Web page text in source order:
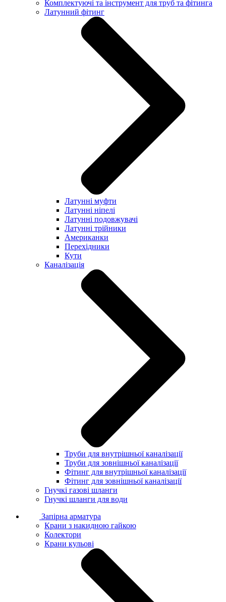
Комплектуючі та інструмент для труб та фітинга
Латунний фітинг
Латунні муфти
Латунні ніпелі
Латунні подовжувачі
Латунні трійники
Американки
Перехідники
Кути
Каналізація
Труби для внутрішньої каналізації
Труби для зовнішньої каналізації
Фітинг для внутрішньої каналізації
Фітинг для зовнішньої каналізації
Гнучкі газові шланги
Гнучкі шланги для води
Запірна арматура
Крани з накидною гайкою
Колектори
Крани кульові